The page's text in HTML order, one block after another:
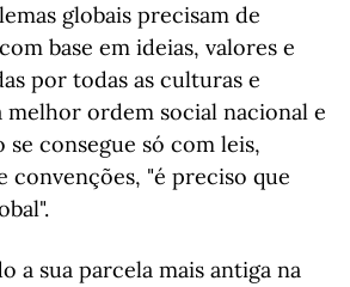
globais precisam de
base em ideias, valores e
por todas as culturas e
melhor ordem social nacional e
consegue só com leis,
convenções, "é preciso que
a sua parcela mais antiga na